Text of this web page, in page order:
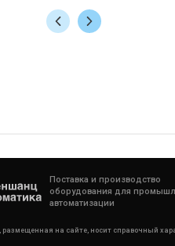
Поставка и производство
оборудования для
автоматизации
на сайте, носит справочный